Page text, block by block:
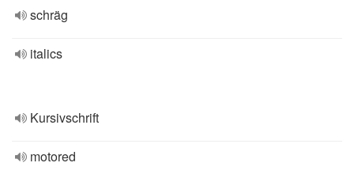
schräg
italics
Kursivschrift
motored